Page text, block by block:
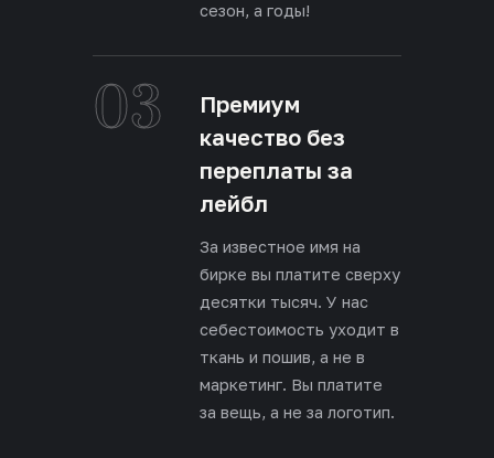
сезон, а годы!
03
Премиум
качество без
переплаты за
лейбл
За известное имя на
бирке вы платите сверху
десятки тысяч. У нас
себестоимость уходит в
ткань и пошив, а не в
маркетинг. Вы платите
за вещь, а не за логотип.